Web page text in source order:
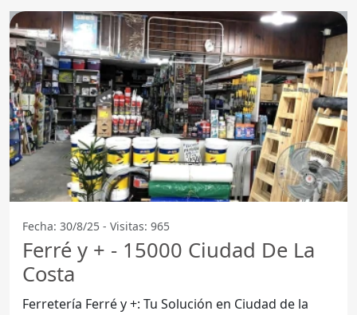
Fecha: 30/8/25 - Visitas: 965
Ferré y + - 15000 Ciudad De La
Costa
Ferretería Ferré y +: Tu Solución en Ciudad de la